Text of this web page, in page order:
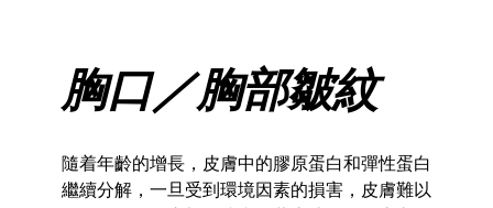
胸口／胸部皺紋
隨着年齡的增長，皮膚中的膠原蛋白和彈性蛋白
繼續分解，一旦受到環境因素的損害，皮膚難以